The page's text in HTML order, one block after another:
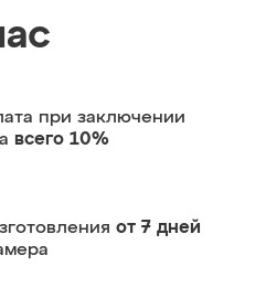
при заключении
всего 10%
от 7 дней